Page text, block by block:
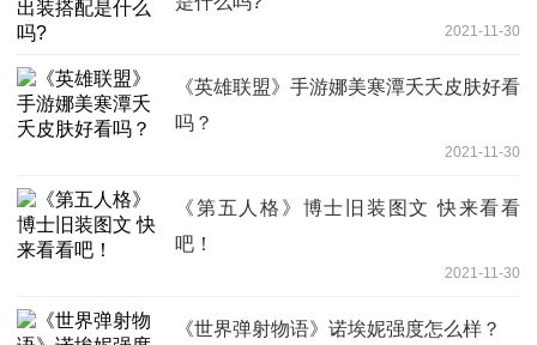
2021-11-30
《英雄联盟》手游娜美寒潭夭夭皮肤好看
吗？
2021-11-30
《第五人格》博士旧装图文 快来看看
吧！
2021-11-30
《世界弹射物语》诺埃妮强度怎么样？